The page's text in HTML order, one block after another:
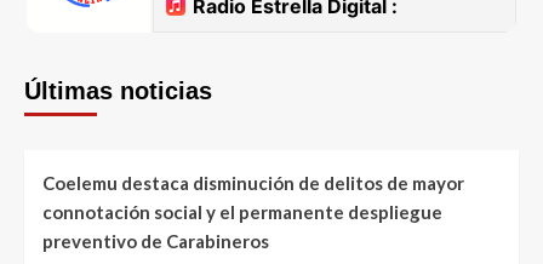
Últimas noticias
Coelemu destaca disminución de delitos de mayor
connotación social y el permanente despliegue
preventivo de Carabineros